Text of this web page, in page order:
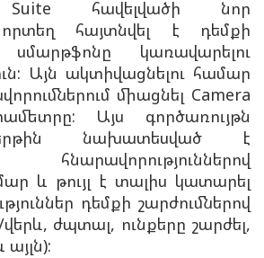
Suite հավելվածի նոր
հայտնվել է դեմքի
սմարթֆոնը կառավարելու
Այն ակտիվացնելու համար
միացնել Camera
Այս գործառույթն
նախատեսված է
և թույլ է տալիս կատարել
դեմքի շարժումներով
ժպտալ, ունքերը շարժել,